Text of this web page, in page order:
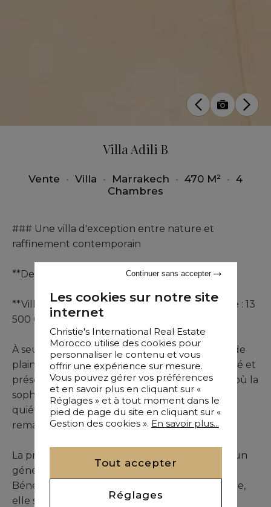
Villa Adili B
Vente • Villa • Marrakech • 470 M² • 4
Chambres
### Une villa d'exception entre nature et
raffinement contemporain
**Dernière villa :**
**Villa n°3 en première ligne, vendue meublée : 13
500 000 MAD**
À seulement 12 km du centre-ville, cette villa de
plain-pied se dévoile au sein d'un domaine privé et
préservé, offrant un cadre résidentiel exclusif où la
sophistication des espaces s'harmonise avec la
quiétude d'un environnement naturel
remarquable.
La propriété développe 475 m² et s'étend sur un
généreux terrain paysager de 2 000 m².
Bénéficiant d'une abondante lumière naturelle,
elle se distingue par l'utilisation de matériaux
Les cookies sur notre site
internet
Christie's International Real Estate
Morocco utilise des cookies pour
personnaliser le contenu et vous
offrir une expérience sur mesure.
Vous pouvez gérer vos préférences
et en savoir plus en cliquant sur «
Réglages » et à tout moment dans le
pied de page du site en cliquant sur «
Gestion des cookies ». En savoir plus...
Tout accepter
Réglages
Continuer sans accepter